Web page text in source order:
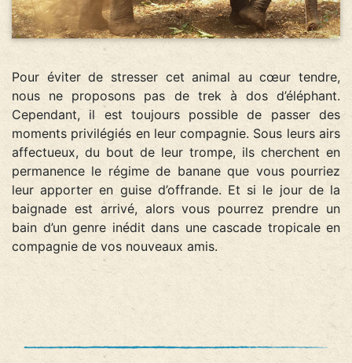
Pour éviter de stresser cet animal au cœur tendre,
nous ne proposons pas de trek à dos d’éléphant.
Cependant, il est toujours possible de passer des
moments privilégiés en leur compagnie. Sous leurs airs
affectueux, du bout de leur trompe, ils cherchent en
permanence le régime de banane que vous pourriez
leur apporter en guise d’offrande. Et si le jour de la
baignade est arrivé, alors vous pourrez prendre un
bain d’un genre inédit dans une cascade tropicale en
compagnie de vos nouveaux amis.